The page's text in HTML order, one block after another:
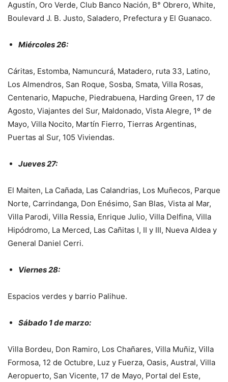
Agustín, Oro Verde, Club Banco Nación, B° Obrero, White,
Boulevard J. B. Justo, Saladero, Prefectura y El Guanaco.
Miércoles 26:
Cáritas, Estomba, Namuncurá, Matadero, ruta 33, Latino,
Los Almendros, San Roque, Sosba, Smata, Villa Rosas,
Centenario, Mapuche, Piedrabuena, Harding Green, 17 de
Agosto, Viajantes del Sur, Maldonado, Vista Alegre, 1º de
Mayo, Villa Nocito, Martín Fierro, Tierras Argentinas,
Puertas al Sur, 105 Viviendas.
Jueves 27:
El Maiten, La Cañada, Las Calandrias, Los Muñecos, Parque
Norte, Carrindanga, Don Enésimo, San Blas, Vista al Mar,
Villa Parodi, Villa Ressia, Enrique Julio, Villa Delfina, Villa
Hipódromo, La Merced, Las Cañitas I, II y III, Nueva Aldea y
General Daniel Cerri.
Viernes 28:
Espacios verdes y barrio Palihue.
Sábado 1 de marzo:
Villa Bordeu, Don Ramiro, Los Chañares, Villa Muñiz, Villa
Formosa, 12 de Octubre, Luz y Fuerza, Oasis, Austral, Villa
Aeropuerto, San Vicente, 17 de Mayo, Portal del Este,